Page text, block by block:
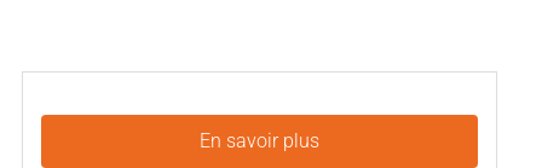
En savoir plus